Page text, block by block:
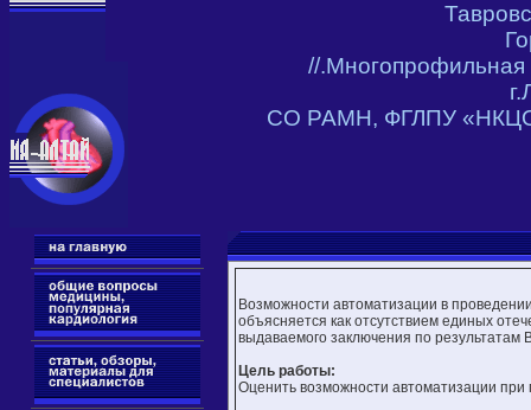
//
СО РАМН, ФГЛПУ
Возможности автоматизации в
объясняется как отсутствием единых
выдаваемого заключения по результатам
Цель работы:
Оценить возможности автоматизации